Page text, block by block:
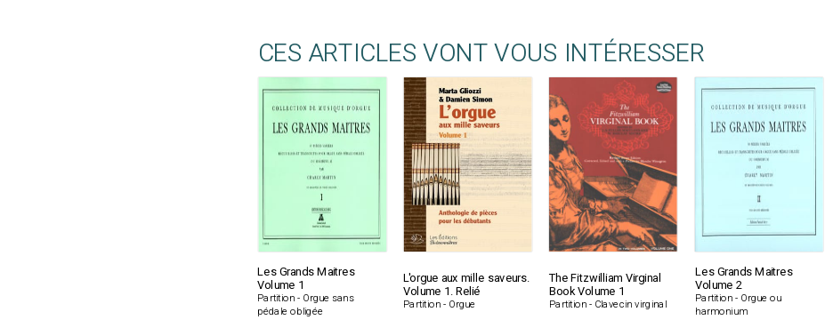
CES ARTICLES VONT VOUS INTÉRESSER
Les Grands Maitres
Volume 1
Partition - Orgue sans
pédale obligée
L'orgue aux mille saveurs.
Volume 1. Relié
Partition - Orgue
The Fitzwilliam Virginal
Book Volume 1
Partition - Clavecin virginal
Les Grands Maitres
Volume 2
Partition - Orgue ou
harmonium